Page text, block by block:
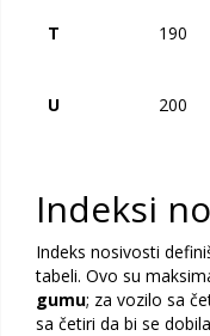
T 190
U 200
Indeksi
Indeks nosivosti
tabeli. Ovo su
gumu; za vozilo sa
sa četiri da bi se